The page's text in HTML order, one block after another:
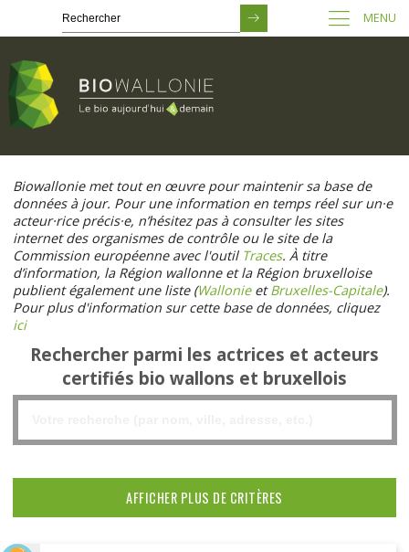
contenu
principal
MENU
Biowallonie met tout en œuvre pour maintenir sa base de
données à jour. Pour une information en temps réel sur un·e
acteur·rice précis·e, n’hésitez pas à consulter les sites
internet des organismes de contrôle ou le site de la
Commission européenne avec l'outil Traces. À titre
d’information, la Région wallonne et la Région bruxelloise
publient également une liste (WallonieetBruxelles-Capitale).
Pour plus d'information sur cette base de données, cliquez
ici
Rechercher parmi les actrices et acteurs
certifiés bio wallons et bruxellois
AFFICHER PLUS DE CRITÈRES